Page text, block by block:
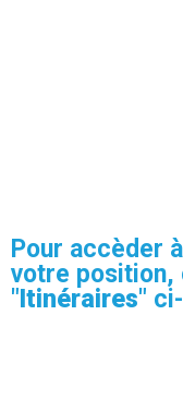
Pour accèder
votre position,
" Itinéraires"